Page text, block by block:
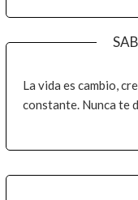
La vida es cambio,
constante. Nunca te